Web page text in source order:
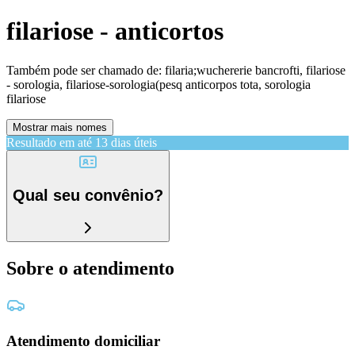
filariose - anticortos
Também pode ser chamado de: filaria;wuchererie bancrofti, filariose
- sorologia, filariose-sorologia(pesq anticorpos tota, sorologia
filariose
Mostrar mais nomes
Resultado em até 13 dias úteis
Qual seu convênio?
Sobre o atendimento
Atendimento domiciliar